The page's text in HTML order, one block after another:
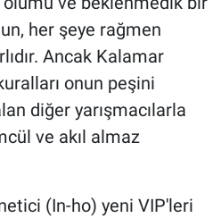
her şeye rağmen
Ancak Kalamar
onun peşini
diğer yarışmacılarla
ve akıl almaz
(In-ho) yeni VIP'leri